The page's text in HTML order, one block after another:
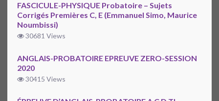
FASCICULE-PHYSIQUE Probatoire – Sujets
Corrigés Premières C, E (Emmanuel Simo, Maurice
Noumbissi)
30681 Views
ANGLAIS-PROBATOIRE EPREUVE ZERO-SESSION
2020
30415 Views